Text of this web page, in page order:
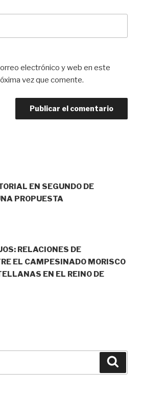
electrónico y web en este
vez que comente.
EN SEGUNDO DE
PROPUESTA
RELACIONES DE
EL CAMPESINADO MORISCO
EN EL REINO DE